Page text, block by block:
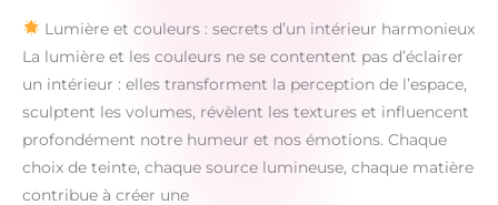
Lumière et couleurs : secrets d’un intérieur harmonieux
La lumière et les couleurs ne se contentent pas d’éclairer
un intérieur : elles transforment la perception de l’espace,
sculptent les volumes, révèlent les textures et influencent
profondément notre humeur et nos émotions. Chaque
choix de teinte, chaque source lumineuse, chaque matière
contribue à créer une